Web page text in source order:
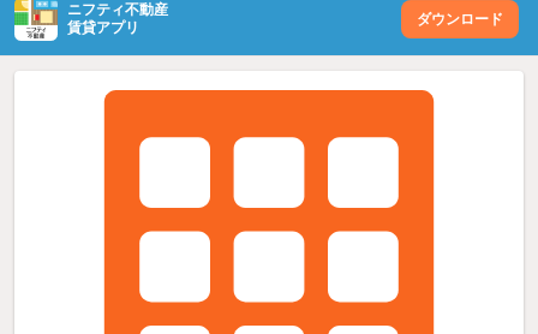
ニフティ不動産
賃貸アプリ
ダウンロード